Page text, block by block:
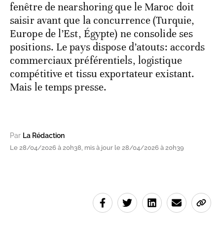
fenêtre de nearshoring que le Maroc doit
saisir avant que la concurrence (Turquie,
Europe de l’Est, Égypte) ne consolide ses
positions. Le pays dispose d’atouts: accords
commerciaux préférentiels, logistique
compétitive et tissu exportateur existant.
Mais le temps presse.
Par La Rédaction
Le 28/04/2026 à 20h38, mis à jour le 28/04/2026 à 20h39